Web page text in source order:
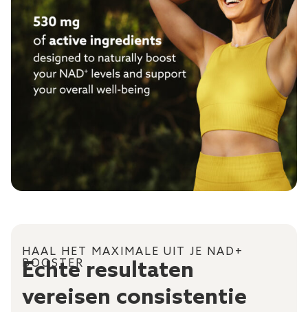
HAAL HET MAXIMALE UIT JE NAD+
BOOSTER
Echte resultaten
vereisen consistentie